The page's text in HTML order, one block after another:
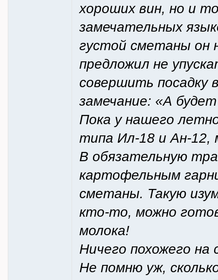
хороших вин, но и
замечательных
густой сметаны он
предложил не
совершить посадку
замечание: «А
Пока у нашего
типа Ил-18 и Ан-12,
В обязательную
картофельным
сметаны. Такую
кто-то, можно
молока!
Ничего похожего на
Не помню уж,